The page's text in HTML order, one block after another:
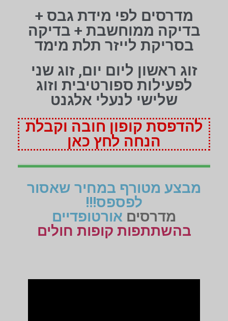
מדרסים לפי מידת גבס +
בדיקה ממוחשבת + בדיקה
בסריקת לייזר תלת מימד
זוג ראשון ליום יום, זוג שני
לפעילות ספורטיבית וזוג
שלישי לנעלי אלגנט
להדפסת קופון חובה וקבלת
הנחה לחץ כאן
מבצע מטורף במחיר שאסור
לפספס!!!
מדרסים אורטופדיים
בהשתתפות קופות חולים